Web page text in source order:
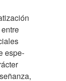
espe-